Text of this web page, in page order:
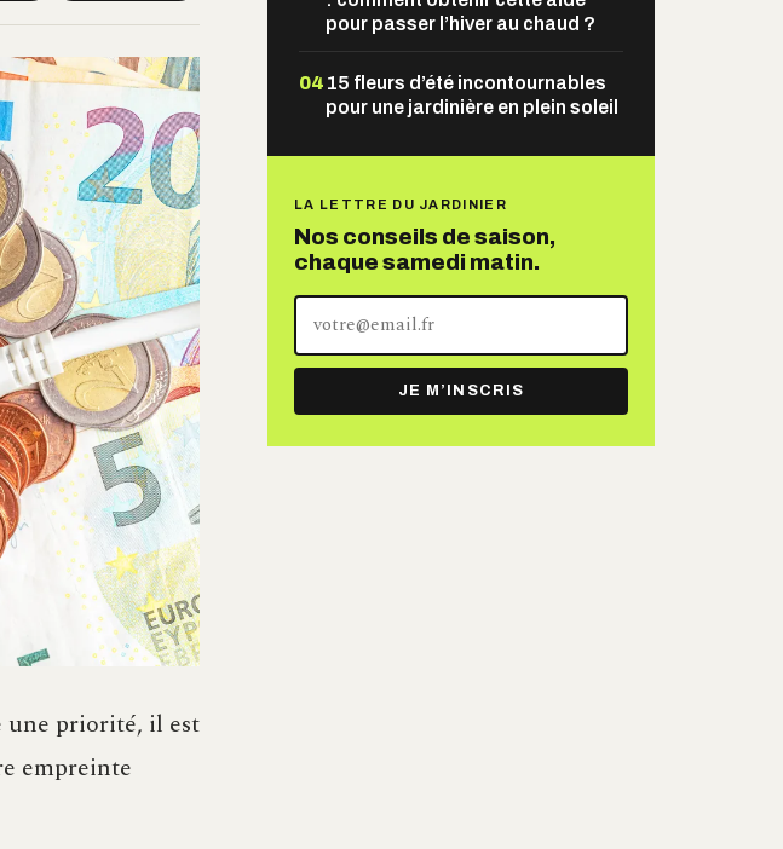
une priorité, il est
empreinte
pour passer l’hiver au chaud ?
04 15 fleurs d’été incontournables
pour une jardinière en plein soleil
LA LETTRE DU JARDINIER
Nos conseils de saison,
chaque samedi matin.
adresse
mail
JE M’INSCRIS